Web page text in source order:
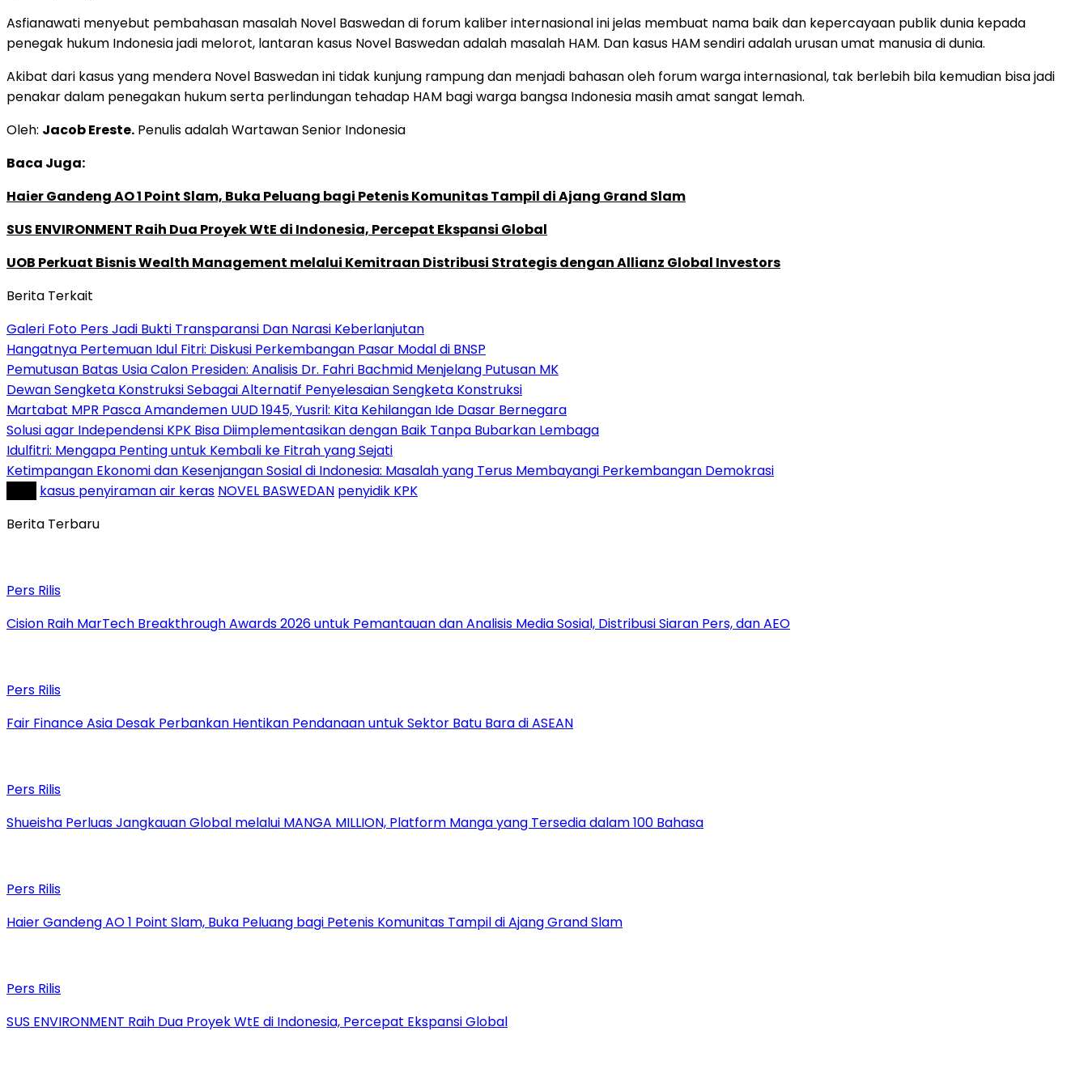
Asfianawati menyebut pembahasan masalah Novel Baswedan di forum kaliber internasional ini jelas membuat nama baik dan kepercayaan publik dunia kepada
penegak hukum Indonesia jadi melorot, lantaran kasus Novel Baswedan adalah masalah HAM. Dan kasus HAM sendiri adalah urusan umat manusia di dunia.
Akibat dari kasus yang mendera Novel Baswedan ini tidak kunjung rampung dan menjadi bahasan oleh forum warga internasional, tak berlebih bila kemudian bisa jadi
penakar dalam penegakan hukum serta perlindungan tehadap HAM bagi warga bangsa Indonesia masih amat sangat lemah.
Oleh: Jacob Ereste. Penulis adalah Wartawan Senior Indonesia
Baca Juga:
Haier Gandeng AO 1 Point Slam, Buka Peluang bagi Petenis Komunitas Tampil di Ajang Grand Slam
SUS ENVIRONMENT Raih Dua Proyek WtE di Indonesia, Percepat Ekspansi Global
UOB Perkuat Bisnis Wealth Management melalui Kemitraan Distribusi Strategis dengan Allianz Global Investors
Berita Terkait
Galeri Foto Pers Jadi Bukti Transparansi Dan Narasi Keberlanjutan
Hangatnya Pertemuan Idul Fitri: Diskusi Perkembangan Pasar Modal di BNSP
Pemutusan Batas Usia Calon Presiden: Analisis Dr. Fahri Bachmid Menjelang Putusan MK
Dewan Sengketa Konstruksi Sebagai Alternatif Penyelesaian Sengketa Konstruksi
Martabat MPR Pasca Amandemen UUD 1945, Yusril: Kita Kehilangan Ide Dasar Bernegara
Solusi agar Independensi KPK Bisa Diimplementasikan dengan Baik Tanpa Bubarkan Lembaga
Idulfitri: Mengapa Penting untuk Kembali ke Fitrah yang Sejati
Ketimpangan Ekonomi dan Kesenjangan Sosial di Indonesia: Masalah yang Terus Membayangi Perkembangan Demokrasi
kasus penyiraman air keras NOVEL BASWEDAN penyidik KPK
Berita Terbaru
Pers Rilis
Cision Raih MarTech Breakthrough Awards 2026 untuk Pemantauan dan Analisis Media Sosial, Distribusi Siaran Pers, dan AEO
Pers Rilis
Fair Finance Asia Desak Perbankan Hentikan Pendanaan untuk Sektor Batu Bara di ASEAN
Pers Rilis
Shueisha Perluas Jangkauan Global melalui MANGA MILLION, Platform Manga yang Tersedia dalam 100 Bahasa
Pers Rilis
Haier Gandeng AO 1 Point Slam, Buka Peluang bagi Petenis Komunitas Tampil di Ajang Grand Slam
Pers Rilis
SUS ENVIRONMENT Raih Dua Proyek WtE di Indonesia, Percepat Ekspansi Global